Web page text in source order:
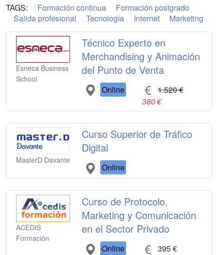
TAGS: Formación continua
Formación postgrado
Salida profesional
Tecnología Internet Marketing
Esneca Business
School
Técnico Experto en
Merchandising y Animación
del Punto de Venta
Online
1.520 €
380 €
MasterD Davante
Curso Superior de Tráfico
Digital
Online
ACEDIS
Formación
Curso de Protocolo,
Marketing y Comunicación
en el Sector Privado
Online 395 €